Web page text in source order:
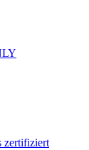
zertifiziert